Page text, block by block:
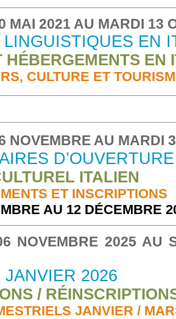
MAI 2021 AU MARDI 13
EN
HÉBERGEMENTS EN
CULTURE ET
NOVEMBRE AU MARDI
D’OUVERTURE
ITALIEN
ET INSCRIPTIONS
AU 12 DÉCEMBRE
NOVEMBRE 2025 AU
JANVIER 2026
/
JANVIER /